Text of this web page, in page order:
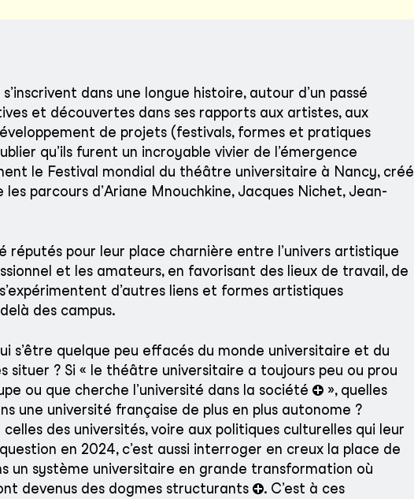
dans une longue histoire, autour d’un passé
et découvertes dans ses rapports aux artistes, aux
de projets (festivals, formes et pratiques
qu’ils furent un incroyable vivier de l’émergence
le Festival mondial du théâtre universitaire à Nancy, créé
les parcours d’Ariane Mnouchkine, Jacques Nichet, Jean-
pour leur place charnière entre l’univers artistique
et les amateurs, en favorisant des lieux de travail, de
d’autres liens et formes artistiques
des campus.
s’être quelque peu effacés du monde universitaire et du
situer ? Si « le théâtre universitaire a toujours peu ou prou
ou que cherche l’université dans la société
», quelles
une université française de plus en plus autonome ?
des universités, voire aux politiques culturelles qui leur
en 2024, c’est aussi interroger en creux la place de
un système universitaire en grande transformation où
devenus des dogmes structurants
. C’est à ces